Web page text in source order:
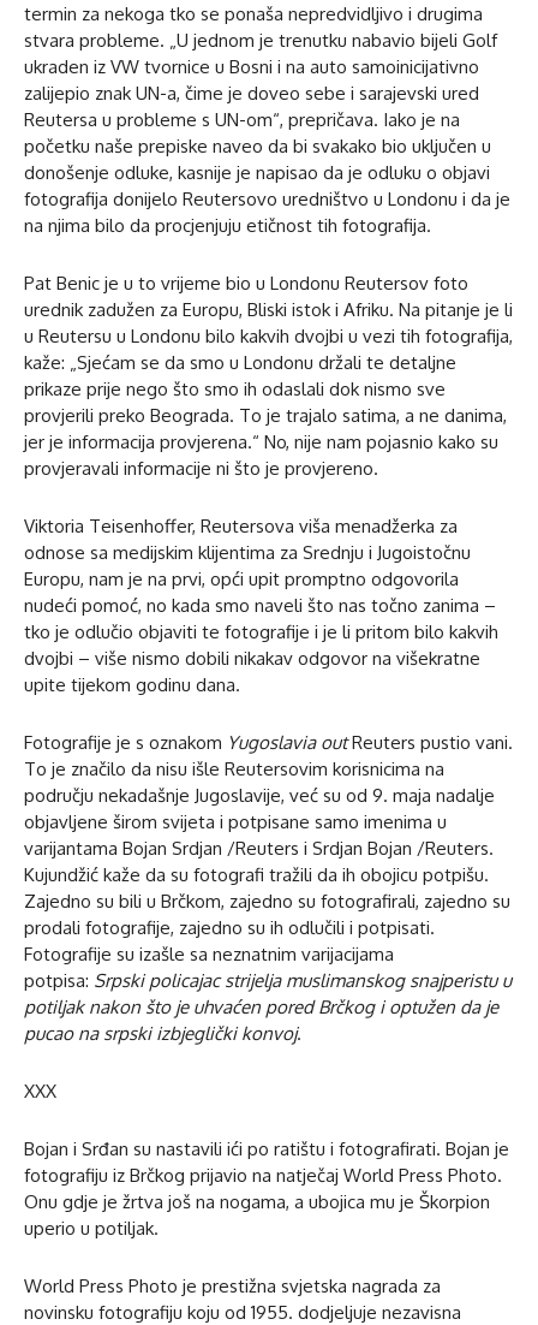
termin za nekoga tko se ponaša nepredvidljivo i drugima
stvara probleme. „U jednom je trenutku nabavio bijeli Golf
ukraden iz VW tvornice u Bosni i na auto samoinicijativno
zalijepio znak UN-a, čime je doveo sebe i sarajevski ured
Reutersa u probleme s UN-om“, prepričava. Iako je na
početku naše prepiske naveo da bi svakako bio uključen u
donošenje odluke, kasnije je napisao da je odluku o objavi
fotografija donijelo Reutersovo uredništvo u Londonu i da je
na njima bilo da procjenjuju etičnost tih fotografija.
Pat Benic je u to vrijeme bio u Londonu Reutersov foto
urednik zadužen za Europu, Bliski istok i Afriku. Na pitanje je li
u Reutersu u Londonu bilo kakvih dvojbi u vezi tih fotografija,
kaže: „Sjećam se da smo u Londonu držali te detaljne
prikaze prije nego što smo ih odaslali dok nismo sve
provjerili preko Beograda. To je trajalo satima, a ne danima,
jer je informacija provjerena.“ No, nije nam pojasnio kako su
provjeravali informacije ni što je provjereno.
Viktoria Teisenhoffer, Reutersova viša menadžerka za
odnose sa medijskim klijentima za Srednju i Jugoistočnu
Europu, nam je na prvi, opći upit promptno odgovorila
nudeći pomoć, no kada smo naveli što nas točno zanima –
tko je odlučio objaviti te fotografije i je li pritom bilo kakvih
dvojbi – više nismo dobili nikakav odgovor na višekratne
upite tijekom godinu dana.
Fotografije je s oznakom Yugoslavia outReuters pustio vani.
To je značilo da nisu išle Reutersovim korisnicima na
području nekadašnje Jugoslavije, već su od 9. maja nadalje
objavljene širom svijeta i potpisane samo imenima u
varijantama Bojan Srdjan /Reuters i Srdjan Bojan /Reuters.
Kujundžić kaže da su fotografi tražili da ih obojicu potpišu.
Zajedno su bili u Brčkom, zajedno su fotografirali, zajedno su
prodali fotografije, zajedno su ih odlučili i potpisati.
Fotografije su izašle sa neznatnim varijacijama
potpisa: Srpski policajac strijelja muslimanskog snajperistu u
potiljak nakon što je uhvaćen pored Brčkog i optužen da je
pucao na srpski izbjeglički konvoj.
XXX
Bojan i Srđan su nastavili ići po ratištu i fotografirati. Bojan je
fotografiju iz Brčkog prijavio na natječaj World Press Photo.
Onu gdje je žrtva još na nogama, a ubojica mu je Škorpion
uperio u potiljak.
World Press Photo je prestižna svjetska nagrada za
novinsku fotografiju koju od 1955. dodjeljuje nezavisna